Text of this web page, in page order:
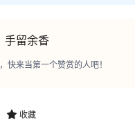
手留余香
快来当第一个赞赏的人吧！
收藏